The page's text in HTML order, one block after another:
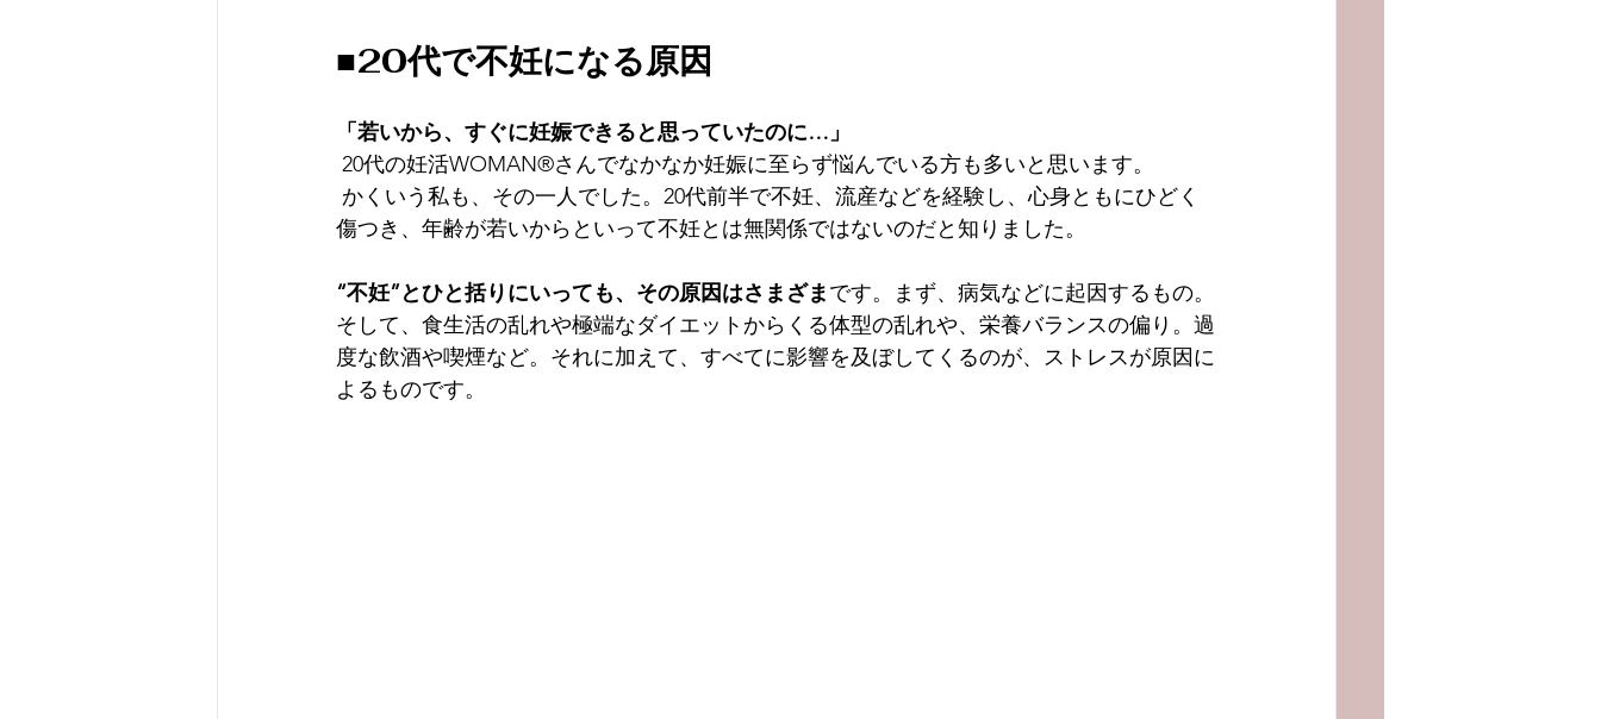
■20代で不妊になる原因
「若いから、すぐに妊娠できると思っていたのに…」
20代の妊活WOMAN®さんでなかなか妊娠に至らず悩んでいる方も多いと思います。
傷つき、年齢が若いからといって不妊とは無関係ではないのだと知りました。
“不妊”とひと括りにいっても、その原因はさまざまです。まず、病気などに起因するもの。
そして、食生活の乱れや極端なダイエットからくる体型の乱れや、栄養バランスの偏り。過
度な飲酒や喫煙など。それに加えて、すべてに影響を及ぼしてくるのが、ストレスが原因に
よるものです。